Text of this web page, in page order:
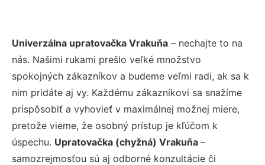
Univerzálna upratovačka Vrakuňa – nechajte to na
nás. Našimi rukami prešlo veľké množstvo
spokojných zákazníkov a budeme veľmi radi, ak sa k
nim pridáte aj vy. Každému zákazníkovi sa snažíme
prispôsobiť a vyhovieť v maximálnej možnej miere,
pretože vieme, že osobný prístup je kľúčom k
úspechu. Upratovačka (chyžná) Vrakuňa –
samozrejmosťou sú aj odborné konzultácie či